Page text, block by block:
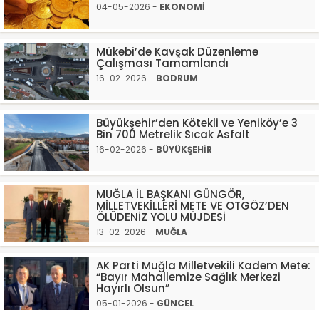
04-05-2026 - EKONOMİ
Mükebi’de Kavşak Düzenleme
Çalışması Tamamlandı
16-02-2026 - BODRUM
Büyükşehir’den Kötekli ve Yeniköy’e 3
Bin 700 Metrelik Sıcak Asfalt
16-02-2026 - BÜYÜKŞEHİR
MUĞLA İL BAŞKANI GÜNGÖR,
MİLLETVEKİLLERİ METE VE OTGÖZ’DEN
ÖLÜDENİZ YOLU MÜJDESİ
13-02-2026 - MUĞLA
AK Parti Muğla Milletvekili Kadem Mete:
“Bayır Mahallemize Sağlık Merkezi
Hayırlı Olsun”
05-01-2026 - GÜNCEL